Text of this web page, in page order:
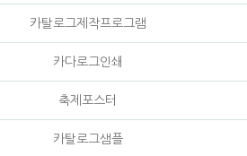
카탈로그제작프로그램
카다로그인쇄
축제포스터
카탈로그샘플